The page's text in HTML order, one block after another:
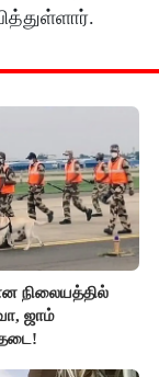
நிலையத்தில்
ஜாம்